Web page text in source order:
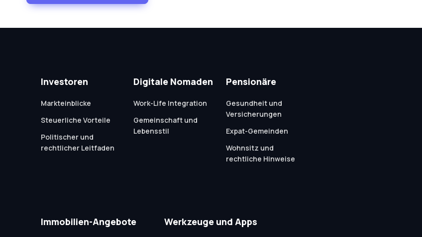
Investoren
Markteinblicke
Steuerliche Vorteile
Politischer und
rechtlicher Leitfaden
Digitale Nomaden
Work-Life Integration
Gemeinschaft und
Lebensstil
Pensionäre
Gesundheit und
Versicherungen
Expat-Gemeinden
Wohnsitz und
rechtliche Hinweise
Immobilien-Angebote Werkzeuge und Apps